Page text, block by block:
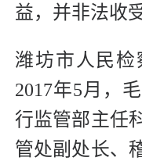
益，并非法收
潍坊市人民检
2017年5月，
行监管部主任
管处副处长、